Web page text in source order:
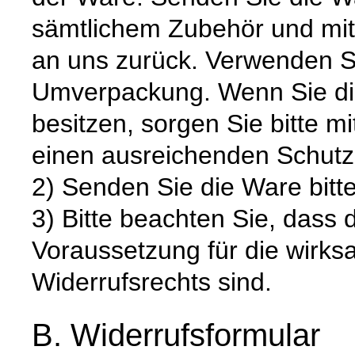
sämtlichem Zubehör und
an uns zurück. Verwenden
Umverpackung. Wenn Sie
besitzen, sorgen Sie bitte
einen ausreichenden
2) Senden Sie die Ware
3) Bitte beachten Sie, dass
Voraussetzung für die
Widerrufsrechts sind.
B. Widerrufsformular